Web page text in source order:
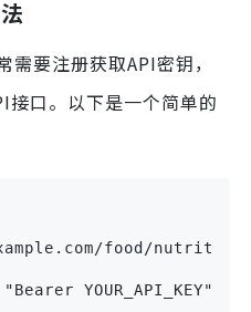
要注册获取API密钥，
口。以下是一个简单的
food/
YOUR_API_KEY"